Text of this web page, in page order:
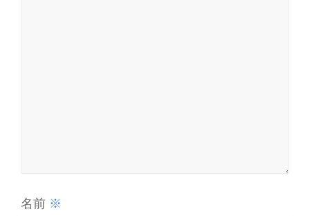
名前 ※